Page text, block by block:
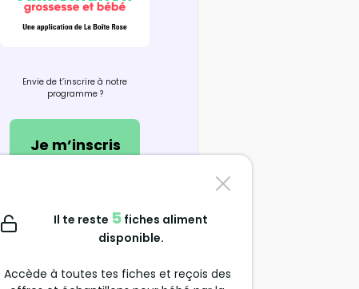
Envie de t’inscrire à notre
programme ?
Je m’inscris
support@alimentation-
Il te reste 5 fiches aliment
disponible.
Accède à toutes tes fiches et reçois des